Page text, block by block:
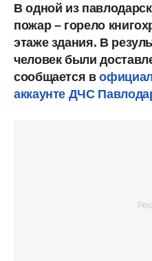
В одной из
пожар – горело
этаже здания. В
человек были
сообщается в
аккаунте ДЧС